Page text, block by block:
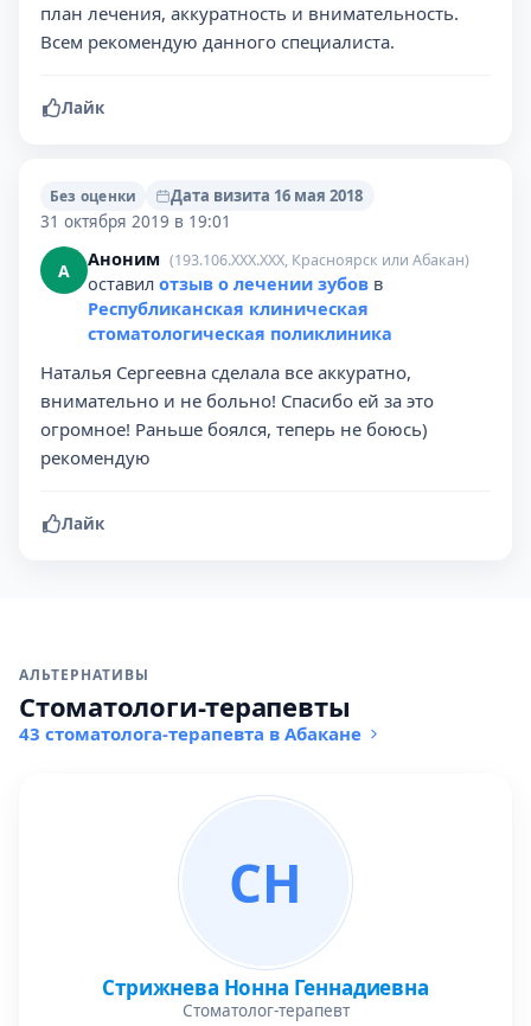
план лечения, аккуратность и внимательность.
Всем рекомендую данного специалиста.
Лайк
Без оценки
Дата визита 16 мая 2018
31 октября 2019 в 19:01
А Аноним (193.106.XXX.XXX, Красноярск или Абакан)
оставил отзыв о лечении зубов в
Республиканская клиническая
стоматологическая поликлиника
Наталья Сергеевна сделала все аккуратно,
внимательно и не больно! Спасибо ей за это
огромное! Раньше боялся, теперь не боюсь)
рекомендую
Лайк
АЛЬТЕРНАТИВЫ
Стоматологи-терапевты
43 стоматолога-терапевта в Абакане
СН
Стрижнева Нонна Геннадиевна
Стоматолог-терапевт